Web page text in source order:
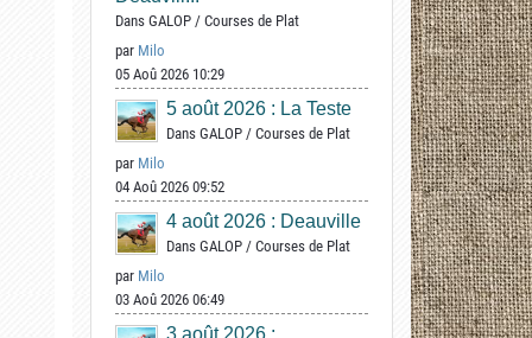
Dans GALOP / Courses de Plat
par Milo
05 Aoû 2026 10:29
5 août 2026 : La Teste
Dans GALOP / Courses de Plat
par Milo
04 Aoû 2026 09:52
4 août 2026 : Deauville
Dans GALOP / Courses de Plat
par Milo
03 Aoû 2026 06:49
3 août 2026 :